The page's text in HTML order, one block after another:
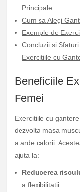
Principale
Cum sa Alegi
Exemple de
Concluzii si
Exercitiile cu
Beneficiile
Femei
Exercitiile cu
dezvolta masa
a arde calorii.
ajuta la:
Reducerea
a flexibilitatii;